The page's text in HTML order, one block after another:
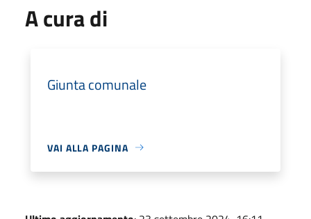
A cura di
Giunta comunale
VAI ALLA PAGINA